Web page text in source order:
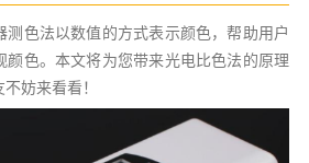
测色法以数值的方式表示颜色，帮助用户
颜色。本文将为您带来光电比色法的原理
妨来看看！